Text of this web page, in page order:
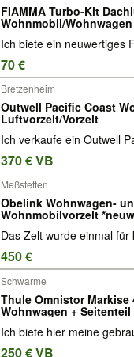
FIAMMA Turbo-Kit
Wohnmobil/Wohnwagen
Ich biete ein neuwertiges
70 €
Bretzenheim
Outwell Pacific Coast
Luftvorzelt/Vorzelt
Ich verkaufe ein Outwell
370 € VB
Meßstetten
Obelink Wohnwagen-
Wohnmobilvorzelt
Das Zelt wurde einmal für
450 €
Schwarme
Thule Omnistor Markise
Wohnwagen + Seitenteil
Ich biete hier meine
250 € VB